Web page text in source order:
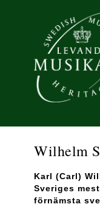
Wilhelm
Karl (Carl)
Sveriges
förnämsta